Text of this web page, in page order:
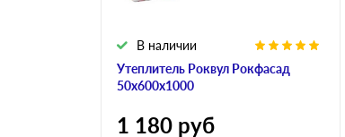
Утеплитель Роквул Рокфасад
50х600х1000
В наличии
1 180 руб